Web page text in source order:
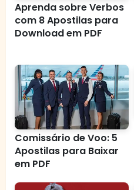
Aprenda sobre Verbos
com 8 Apostilas para
Download em PDF
Comissário de Voo: 5
Apostilas para Baixar
em PDF